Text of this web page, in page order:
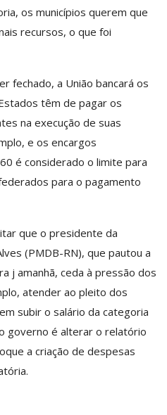
os municípios querem que
recursos, o que foi
fechado, a União bancará os
têm de pagar os
na execução de suas
e os encargos
é considerado o limite para
para o pagamento
que o presidente da
(PMDB-RN), que pautou a
j amanhã, ceda à pressão dos
atender ao pleito dos
subir o salário da categoria
governo é alterar o relatório
a criação de despesas